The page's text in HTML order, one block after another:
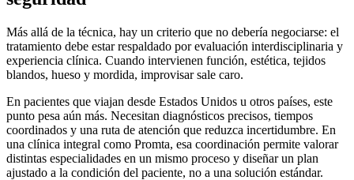
Más allá de la técnica, hay un criterio que no debería negociarse: el
tratamiento debe estar respaldado por evaluación interdisciplinaria y
experiencia clínica. Cuando intervienen función, estética, tejidos
blandos, hueso y mordida, improvisar sale caro.
En pacientes que viajan desde Estados Unidos u otros países, este
punto pesa aún más. Necesitan diagnósticos precisos, tiempos
coordinados y una ruta de atención que reduzca incertidumbre. En
una clínica integral como Promta, esa coordinación permite valorar
distintas especialidades en un mismo proceso y diseñar un plan
ajustado a la condición del paciente, no a una solución estándar.